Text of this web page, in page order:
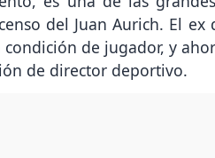
del Juan Aurich. El ex
de jugador, y
de director deportivo.